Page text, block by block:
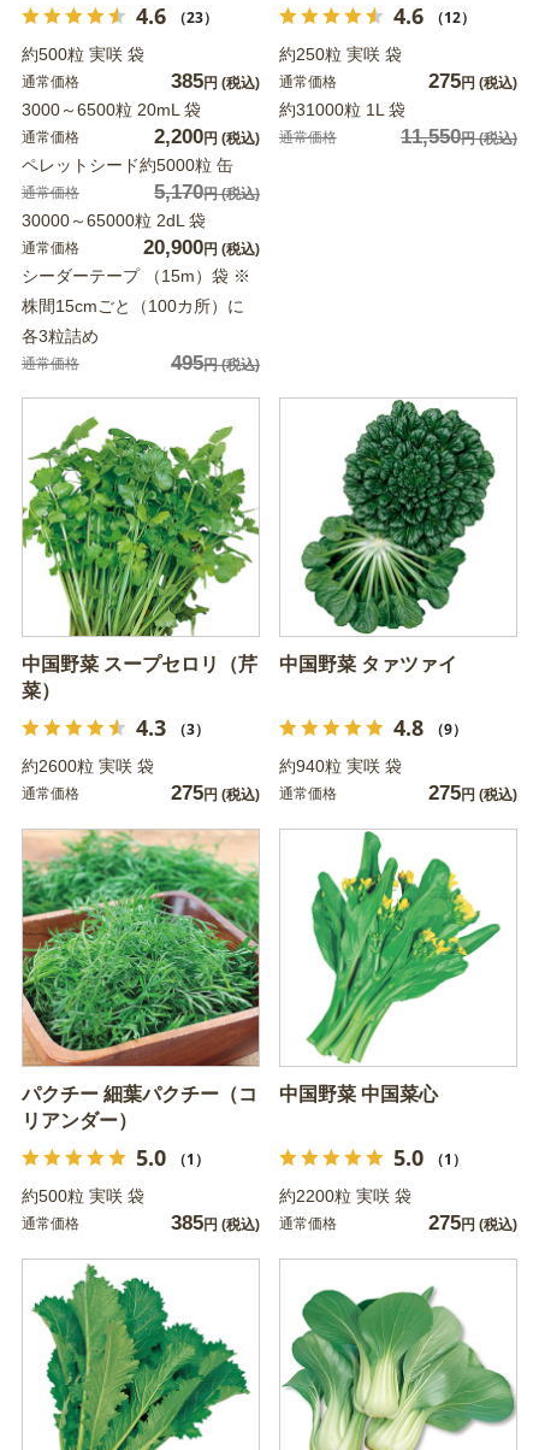
4.6 （23）
約500粒 実咲 袋
通常価格 385円 (税込)
3000～6500粒 20mL 袋
通常価格 2,200円 (税込)
ペレットシード約5000粒 缶
通常価格 5,170円(税込)
30000～65000粒 2dL 袋
通常価格 20,900円 (税込)
シーダーテープ （15m）袋 ※
株間15cmごと（100カ所）に
各3粒詰め
通常価格 495円(税込)
4.6 （12）
約250粒 実咲 袋
通常価格 275円 (税込)
約31000粒 1L 袋
通常価格 11,550円(税込)
中国野菜 スープセロリ（芹
菜）
4.3 （3）
約2600粒 実咲 袋
通常価格 275円 (税込)
中国野菜 タァツァイ
4.8 （9）
約940粒 実咲 袋
通常価格 275円 (税込)
パクチー 細葉パクチー（コ
リアンダー）
5.0 （1）
約500粒 実咲 袋
通常価格 385円 (税込)
中国野菜 中国菜心
5.0 （1）
約2200粒 実咲 袋
通常価格 275円 (税込)